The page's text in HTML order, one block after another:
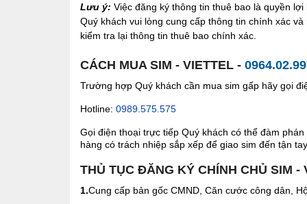
Lưu ý: Việc đăng ký thông tin thuê bao là quyền
Quý khách vui lòng cung cấp thông tin chính xác
kiểm tra lại thông tin thuê bao chính xác.
CÁCH MUA SIM - VIETTEL -
Trường hợp Quý khách cần mua sim gấp hãy gọi
Hotline: 0989.575.575
Gọi điện thoại trực tiếp Quý khách có thể đàm
hàng có trách nhiệp sắp xếp để giao sim đến tận
THỦ TỤC ĐĂNG KÝ CHÍNH CHỦ SIM -
1.Cung cấp bản gốc CMND, Căn cước công dân,